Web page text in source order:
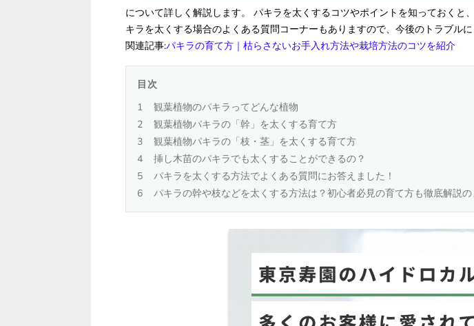
について詳しく解説します。 パキラを太くするコツやポイントを知っておく
キラを太くする場合のよくある質問コーナーもありますので、今後のトラブル
関連記事:パキラの育て方｜枯らさないお手入れ方法や栽培方法のコツを紹介
目次
観葉植物のパキラってどんな植物
観葉植物パキラの「幹」を太くする育て方
観葉植物パキラの「枝・茎」を太くする育て方
挿し木苗のパキラでも太くすることができるの？
パキラを太くする方法でよくある質問にお答えました！
パキラの幹や枝などを太くする方法は？初心者必見の育て方も徹底解説の